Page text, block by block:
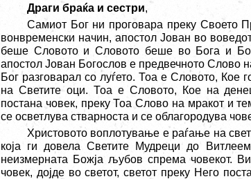
Драги браќа и сестри,
Самиот Бог ни проговара преку Своето
вонвременски начин, апостол Јован во
беше Словото и Словото беше во Бога и
апостол Јован Богослов е предвечното Слово
Бог разговарал со луѓето. Тоа е Словото, Кое
на Светите оци. Тоа е Словото, Кое на
постана човек, преку Тоа Слово на мракот и
се осветлува стварноста и се облагородува
Христовото воплотување е раѓање на
која ги довела Светите Мудреци до
неизмерната Божја љубов спрема човекот.
човек, дојде во светот, светот преку Него